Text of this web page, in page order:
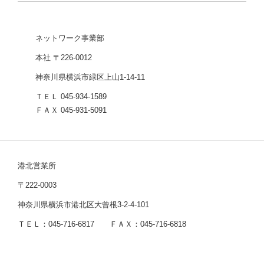
ネットワーク事業部
本社 〒226-0012
神奈川県横浜市緑区上山1-14-11
ＴＥＬ 045-934-1589
ＦＡＸ 045-931-5091
港北営業所
〒222-0003
神奈川県横浜市港北区大曾根3-2-4-101
ＴＥＬ：045-716-6817 ＦＡＸ：045-716-6818